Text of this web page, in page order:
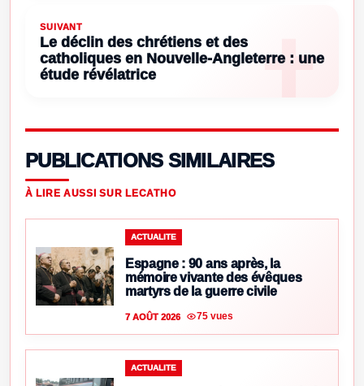
SUIVANT
Le déclin des chrétiens et des
catholiques en Nouvelle-Angleterre : une
étude révélatrice
PUBLICATIONS SIMILAIRES
À LIRE AUSSI SUR LECATHO
ACTUALITE
Espagne : 90 ans après, la
mémoire vivante des évêques
martyrs de la guerre civile
7 AOÛT 2026 75 vues
ACTUALITE